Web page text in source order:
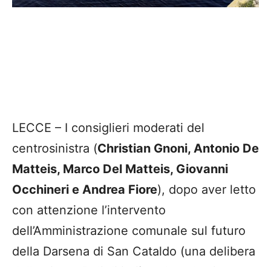
LECCE – I consiglieri moderati del
centrosinistra (Christian Gnoni, Antonio De
Matteis, Marco Del Matteis, Giovanni
Occhineri e Andrea Fiore), dopo aver letto
con attenzione l’intervento
dell’Amministrazione comunale sul futuro
della Darsena di San Cataldo (una delibera